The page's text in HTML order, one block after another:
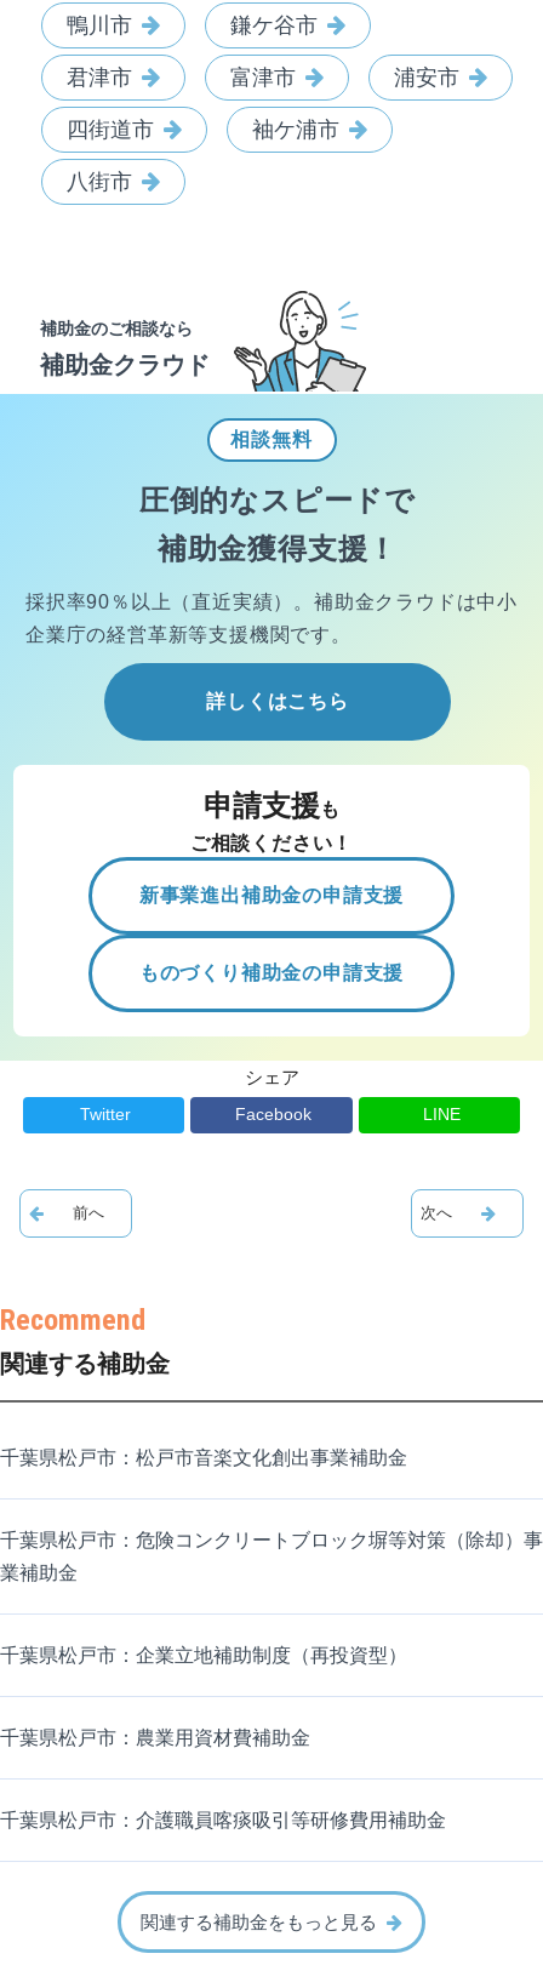
鴨川市 鎌ケ谷市
君津市 富津市 浦安市
四街道市 袖ケ浦市
八街市
補助金のご相談なら
補助金クラウド
相談無料
圧倒的なスピードで
補助金獲得支援！
採択率90％以上（直近実績）。 補助金クラウドは中小
企業庁の経営革新等支援機関です。
詳しくはこちら
申請支援 も
ご相談ください！
新事業進出補助金の申請支援
ものづくり補助金の申請支援
シェア
Twitter Facebook LINE
関連する補助金
千葉県松戸市：松戸市音楽文化創出事業補助金
千葉県松戸市：危険コンクリートブロック塀等対策（除却）事
業補助金
千葉県松戸市：企業立地補助制度（再投資型）
千葉県松戸市：農業用資材費補助金
千葉県松戸市：介護職員喀痰吸引等研修費用補助金
関連する補助金をもっと見る